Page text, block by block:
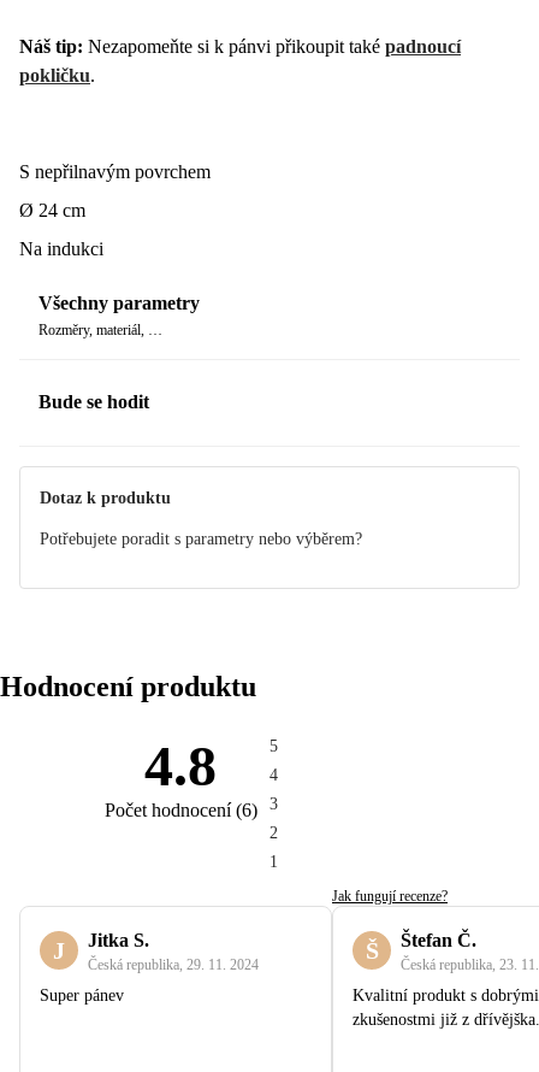
Náš tip: Nezapomeňte si k pánvi přikoupit také padnoucí
pokličku.
S nepřilnavým povrchem
Ø 24 cm
Na indukci
Všechny parametry
Rozměry, materiál, …
Bude se hodit
Dotaz k produktu
Potřebujete poradit s parametry nebo výběrem?
Hodnocení produktu
4.8
Počet hodnocení(6)
5
4
3
2
1
Jak fungují recenze?
J Jitka S.
Česká republika 29. 11. 2024
Super pánev
Š Štefan Č.
Česká republika 23.
Kvalitní produkt s dobrými
zkušenostmi již z dřívějška.